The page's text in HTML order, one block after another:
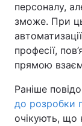
персоналу,
зможе. При
професії,
прямою
Раніше
до розробки
очікують, що